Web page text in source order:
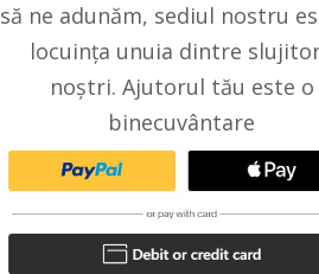
să ne adunăm, sediul nostru
locuința unuia dintre
noștri. Ajutorul tău este o
binecuvântare